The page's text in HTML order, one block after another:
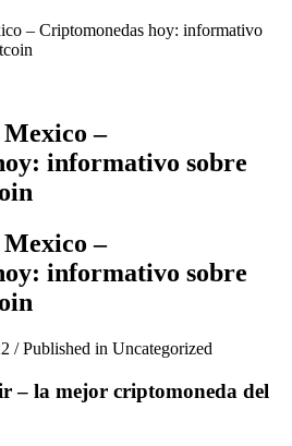
– Criptomonedas hoy: informativo
–
informativo sobre
–
informativo sobre
/Published in Uncategorized
– la mejor criptomoneda del